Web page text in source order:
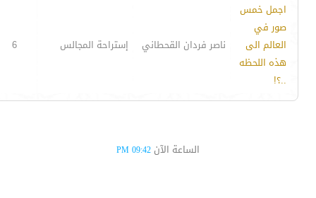
اجمل خمس
صور في
العالم الى
هذه اللحظه
..؟!
ناصر فردان القحطاني إستراحة المجالس 6
الساعة الآن 09:42 PM